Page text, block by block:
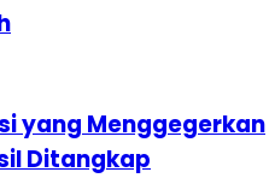
yang Menggegerkan
Ditangkap